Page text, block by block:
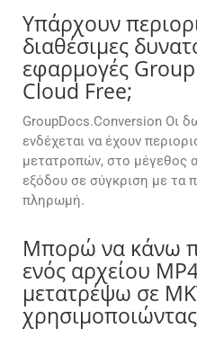
Υπάρχουν
διαθέσιμες
εφαρμογές
Cloud Free;
GroupDocs.Conversion Οι
ενδέχεται να έχουν
μετατροπών, στο μέγεθος
εξόδου σε σύγκριση με τα
πληρωμή.
Μπορώ να κάνω
ενός αρχείου
μετατρέψω σε